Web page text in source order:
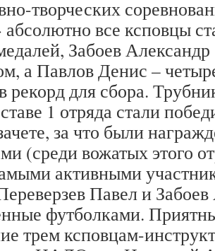
творческих
все ксповцы
Забоев
а Павлов Денис –
рекорд для сбора.
1 отряда стали
за что были
(среди вожатых этого
активными
Павел и
футболками.
трем ксповцам-